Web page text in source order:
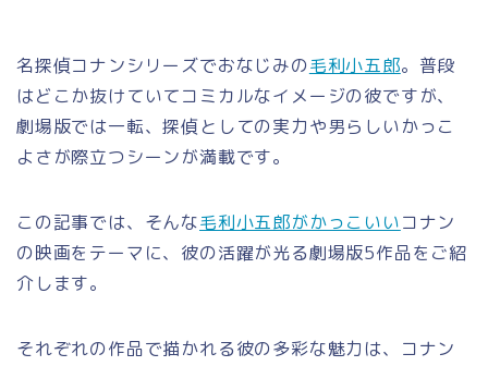
名探偵コナンシリーズでおなじみの毛利小五郎。普段
はどこか抜けていてコミカルなイメージの彼ですが、
劇場版では一転、探偵としての実力や男らしいかっこ
よさが際立つシーンが満載です。
この記事では、そんな毛利小五郎がかっこいいコナン
の映画をテーマに、彼の活躍が光る劇場版5作品をご紹
介します。
それぞれの作品で描かれる彼の多彩な魅力は、コナン